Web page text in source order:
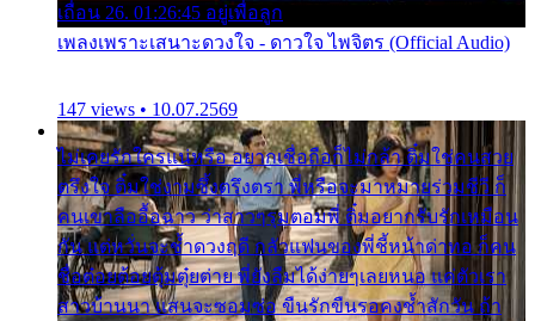
เถื่อน 26. 01:26:45 อยู่เพื่อลูก
เพลงเพราะเสนาะดวงใจ - ดาวใจ ไพจิตร (Official Audio)
147 views • 10.07.2569
ไม่เคยรักใครแน่หรือ อยากเชื่อถือก็ไม่กล้า ติ๋มใช่คนสวย
ตรึงใจ ติ๋มใช่งามซึ้งตรึงตรา พี่หรือจะมาหมายร่วมชีวี ก็
คนเขาลืออื้อฉาว ว่าสาวๆรุมตอมพี่ ติ๋มอยากรับรักเหมือน
กัน แต่หวั่นจะช้ำดวงฤดี กลัวแฟนของพี่ชี้หน้าด่าทอ ก็คน
ชื่อต๋อยต้อยตุ้มตุ๋ยต่าย พี่ยังลืมได้ง่ายๆเลยหนอ แค่ตัวเรา
สาวบ้านนา แสนจะซอมซ่อ ขืนรักขืนรอคงช้ำสักวัน ถ้า